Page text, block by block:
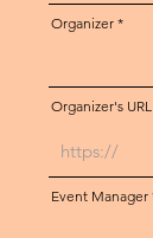
Organizer
Organizer's URL
Event Manager